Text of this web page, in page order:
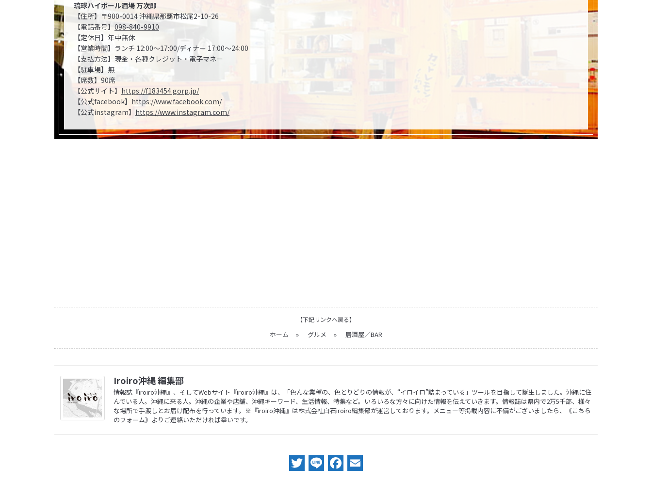
琉球ハイボール酒場 万次郎
【住所】〒900-0014 沖縄県那覇市松尾2-10-26
【電話番号】 098-840-9910
【定休日】年中無休
【営業時間】ランチ 12:00～17:00/ディナー 17:00～24:00
【支払方法】現金・各種クレジット・電子マネー
【駐車場】無
【席数】90席
【公式サイト】 https://f183454.gorp.jp/
【公式facebook】 https://www.facebook.com/
【公式instagram】 https://www.instagram.com/
【下記リンクへ戻る】
ホーム » グルメ » 居酒屋／BAR
Iroiro沖縄 編集部
情報誌『iroiro沖縄』、そしてWebサイト『iroiro沖縄』は、「色んな業種の、色とりどりの情報が、“イロイロ”詰まっている」ツールを目指して誕生しました。沖縄に住
んでいる人。沖縄に来る人。沖縄の企業や店舗、沖縄キーワード、生活情報、特集など。いろいろな方々に向けた情報を伝えていきます。情報誌は県内で2万5千部、様々
な場所で手渡しとお届け配布を行っています。※『iroiro沖縄』は株式会社白石iroiro編集部が運営しております。メニュー等掲載内容に不備がございましたら、
《こちら
のフォーム》 よりご連絡いただければ幸いです。
Twitter
LineFacebook